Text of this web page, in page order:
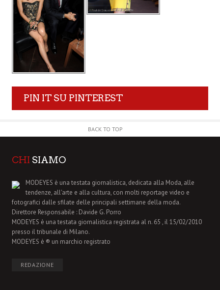
PIN IT SU PINTEREST
BACK TO TOP
CHI SIAMO
MODEYES è una testata giornalistica, dedicata alla Moda, alle
tendenze, all'arte e alla cultura, con molti reportage video e
fotografici dalle sfilate delle principali settimane della moda.
Direttore Responsabile : Davide G. Porro
MODEYES è una testata giornalistica registrata al n. 65 , il 15/02/2010
presso il tribunale di Milano.
MODEYES è ® un marchio registrato
REDAZIONE